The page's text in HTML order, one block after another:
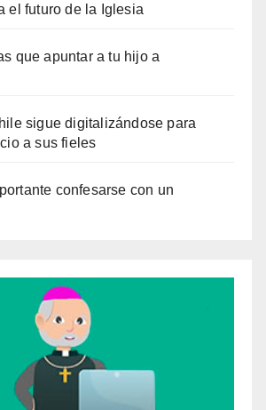
el futuro de la Iglesia
que apuntar a tu hijo a
sigue digitalizándose para
a sus fieles
confesarse con un